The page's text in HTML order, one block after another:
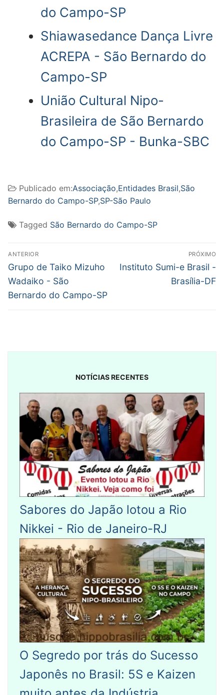
do Campo-SP
Shiawasedance Dança Livre
ACREPA - São Bernardo do
Campo-SP
União Cultural Nipo-
Brasileira de São Bernardo
do Campo-SP - Bunka-SBC
Publicado em:Associação,Entidades Brasil,São
Bernardo do Campo-SP,SP-São Paulo
Tagged São Bernardo do Campo-SP
Navegação
de
Post
ANTERIOR
Post
anterior:
Grupo de Taiko Mizuho
Wadaiko - São
Bernardo do Campo-SP
PRÓXIMO
Próximo
Instituto Sumi-e Brasil -
Brasília-DF
NOTÍCIAS RECENTES
Sabores do Japão lotou a Rio
Nikkei - Rio de Janeiro-RJ
O Segredo por trás do Sucesso
Japonês no Brasil: 5S e Kaizen